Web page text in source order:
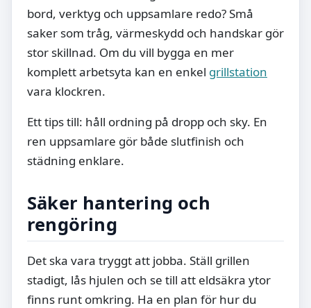
bord, verktyg och uppsamlare redo? Små
saker som tråg, värmeskydd och handskar gör
stor skillnad. Om du vill bygga en mer
komplett arbetsyta kan en enkel grillstation
vara klockren.
Ett tips till: håll ordning på dropp och sky. En
ren uppsamlare gör både slutfinish och
städning enklare.
Säker hantering och
rengöring
Det ska vara tryggt att jobba. Ställ grillen
stadigt, lås hjulen och se till att eldsäkra ytor
finns runt omkring. Ha en plan för hur du